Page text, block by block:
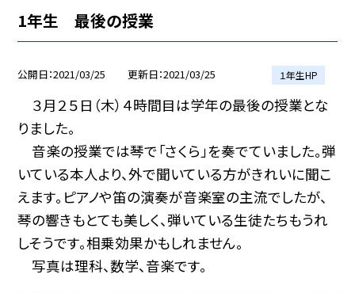
1年生 最後の授業
公開日 2021/03/25 更新日 2021/03/25 １年生HP
３月２５日（木）４時間目は学年の最後の授業とな
りました。
音楽の授業では琴で「さくら」を奏でていました。弾
いている本人より、外で聞いている方がきれいに聞こ
えます。ピアノや笛の演奏が音楽室の主流でしたが、
琴の響きもとても美しく、弾いている生徒たちもうれ
しそうです。相乗効果かもしれません。
写真は理科、数学、音楽です。